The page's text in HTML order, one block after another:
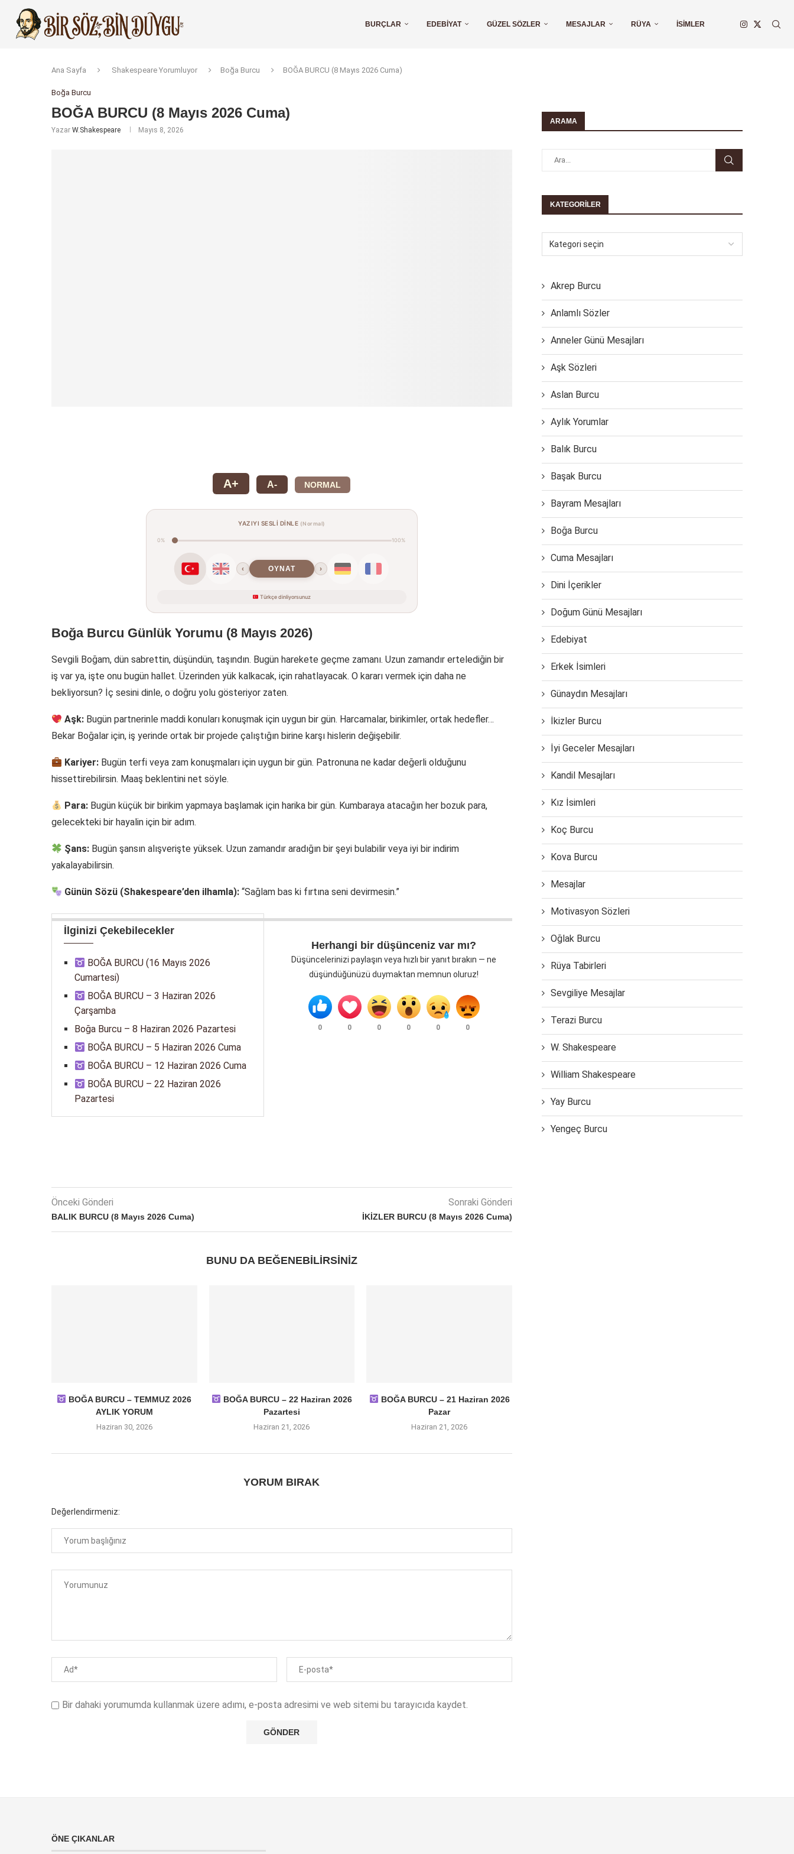
BURÇLAR EDEBIYAT GÜZEL SÖZLER MESAJLAR RÜYA İSIMLER
Ana Sayfa Shakespeare Yorumluyor Boğa Burcu BOĞA BURCU (8 Mayıs 2026 Cuma)
Boğa Burcu
BOĞA BURCU (8 Mayıs 2026 Cuma)
Yazar W.Shakespeare Mayıs 8, 2026
A+ A- NORMAL
YAZIYI SESLİ DİNLE (Normal)
0% 100%
‹ OYNAT ›
Türkçe dinliyorsunuz
Boğa Burcu Günlük Yorumu (8 Mayıs 2026)
Sevgili Boğam, dün sabrettin, düşündün, taşındın. Bugün harekete geçme zamanı. Uzun zamandır ertelediğin bir
iş var ya, işte onu bugün hallet. Üzerinden yük kalkacak, için rahatlayacak. O kararı vermek için daha ne
bekliyorsun? İç sesini dinle, o doğru yolu gösteriyor zaten.
Aşk: Bugün partnerinle maddi konuları konuşmak için uygun bir gün. Harcamalar, birikimler, ortak hedefler…
Bekar Boğalar için, iş yerinde ortak bir projede çalıştığın birine karşı hislerin değişebilir.
Kariyer: Bugün terfi veya zam konuşmaları için uygun bir gün. Patronuna ne kadar değerli olduğunu
hissettirebilirsin. Maaş beklentini net söyle.
Para: Bugün küçük bir birikim yapmaya başlamak için harika bir gün. Kumbaraya atacağın her bozuk para,
gelecekteki bir hayalin için bir adım.
Şans: Bugün şansın alışverişte yüksek. Uzun zamandır aradığın bir şeyi bulabilir veya iyi bir indirim
yakalayabilirsin.
Günün Sözü (Shakespeare’den ilhamla): “Sağlam bas ki fırtına seni devirmesin.”
İlginizi Çekebilecekler
BOĞA BURCU (16 Mayıs 2026
Cumartesi)
BOĞA BURCU – 3 Haziran 2026
Çarşamba
Boğa Burcu – 8 Haziran 2026 Pazartesi
BOĞA BURCU – 5 Haziran 2026 Cuma
BOĞA BURCU – 12 Haziran 2026 Cuma
BOĞA BURCU – 22 Haziran 2026
Pazartesi
Herhangi bir düşünceniz var mı?
Düşüncelerinizi paylaşın veya hızlı bir yanıt bırakın — ne
düşündüğünüzü duymaktan memnun oluruz!
0 0 0 0 0 0
Önceki Gönderi
BALIK BURCU (8 Mayıs 2026 Cuma)
Sonraki Gönderi
İKİZLER BURCU (8 Mayıs 2026 Cuma)
BUNU DA BEĞENEBILIRSINIZ
BOĞA BURCU – TEMMUZ 2026
AYLIK YORUM
Haziran 30, 2026
BOĞA BURCU – 22 Haziran 2026
Pazartesi
Haziran 21, 2026
BOĞA BURCU – 21 Haziran 2026
Pazar
Haziran 21, 2026
YORUM BIRAK
Değerlendirmeniz:
Bir dahaki yorumumda kullanmak üzere adımı, e-posta adresimi ve web sitemi bu tarayıcıda kaydet.
ARAMA
KATEGORILER
Akrep Burcu
Anlamlı Sözler
Anneler Günü Mesajları
Aşk Sözleri
Aslan Burcu
Aylık Yorumlar
Balık Burcu
Başak Burcu
Bayram Mesajları
Boğa Burcu
Cuma Mesajları
Dini İçerikler
Doğum Günü Mesajları
Edebiyat
Erkek İsimleri
Günaydın Mesajları
İkizler Burcu
İyi Geceler Mesajları
Kandil Mesajları
Kız İsimleri
Koç Burcu
Kova Burcu
Mesajlar
Motivasyon Sözleri
Oğlak Burcu
Rüya Tabirleri
Sevgiliye Mesajlar
Terazi Burcu
W. Shakespeare
William Shakespeare
Yay Burcu
Yengeç Burcu
ÖNE ÇIKANLAR